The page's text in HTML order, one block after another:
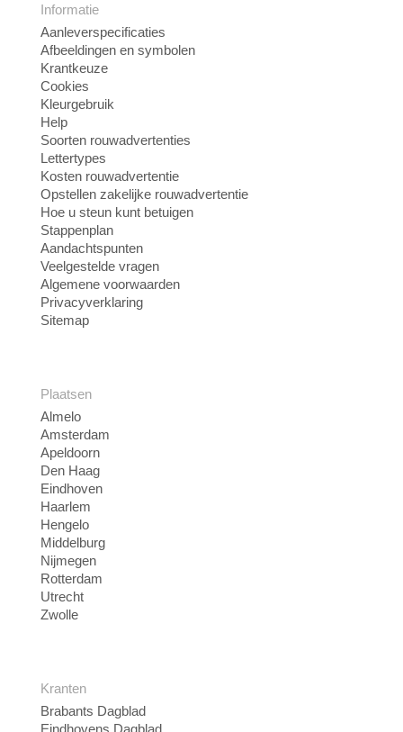
Informatie
Aanleverspecificaties
Afbeeldingen en symbolen
Krantkeuze
Cookies
Kleurgebruik
Help
Soorten rouwadvertenties
Lettertypes
Kosten rouwadvertentie
Opstellen zakelijke rouwadvertentie
Hoe u steun kunt betuigen
Stappenplan
Aandachtspunten
Veelgestelde vragen
Algemene voorwaarden
Privacyverklaring
Sitemap
Plaatsen
Almelo
Amsterdam
Apeldoorn
Den Haag
Eindhoven
Haarlem
Hengelo
Middelburg
Nijmegen
Rotterdam
Utrecht
Zwolle
Kranten
Brabants Dagblad
Eindhovens Dagblad